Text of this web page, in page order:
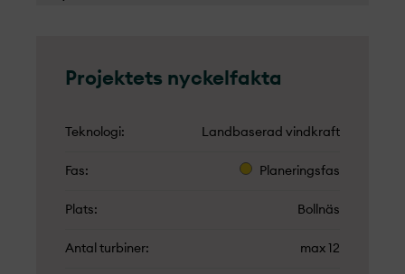
Projekt­ets nyckelfakta
Teknologi Landbaserad vindkraft
Fas Planeringsfas
Plats Bollnäs
Antal turbiner max 12